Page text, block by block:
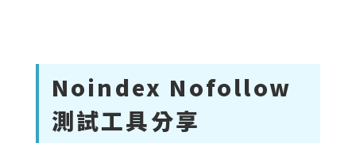
Noindex Nofollow
測試工具分享